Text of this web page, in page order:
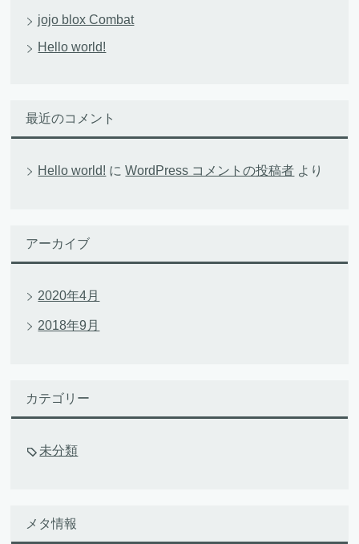
jojo blox Combat
Hello world!
最近のコメント
Hello world! にWordPress コメントの投稿者 より
アーカイブ
2020年4月
2018年9月
カテゴリー
未分類
メタ情報